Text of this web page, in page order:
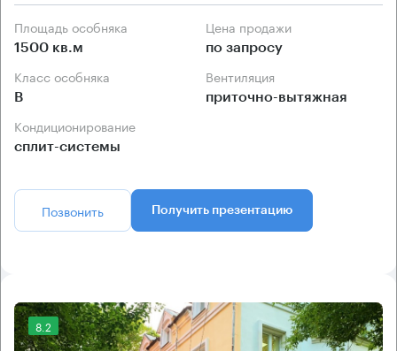
Площадь особняка
1500 кв.м
Цена продажи
по запросу
Класс особняка
B
Вентиляция
приточно-вытяжная
Кондиционирование
сплит-системы
Позвонить Получить презентацию
8.2